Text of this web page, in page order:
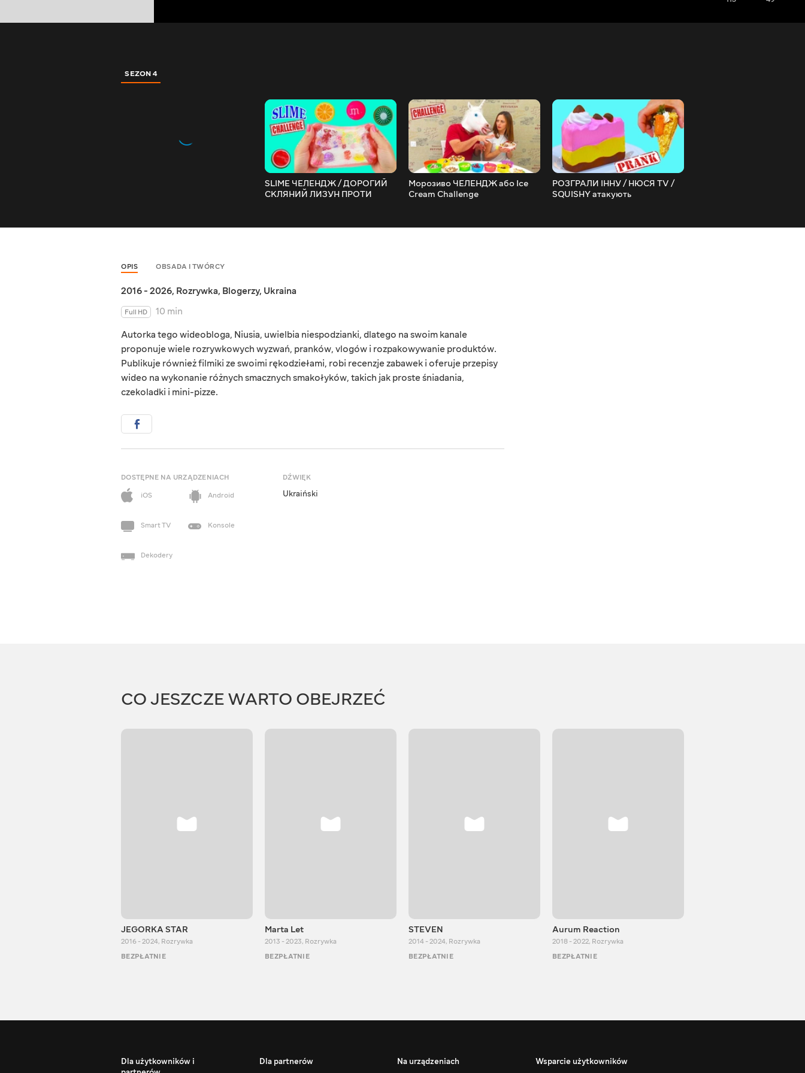
SEZON 4
SLIME ЧЕЛЕНДЖ / ДОРОГИЙ
СКЛЯНИЙ ЛИЗУН ПРОТИ
Морозиво ЧЕЛЕНДЖ або Ice
Cream Challenge
РОЗГРАЛИ ІННУ / НЮСЯ TV /
SQUISHY атакують
OPIS OBSADA I TWÓRCY
2016 - 2026, Rozrywka, Blogerzy, Ukraina
Full HD
10 min
Autorka tego wideobloga, Niusia, uwielbia niespodzianki, dlatego na swoim kanale
proponuje wiele rozrywkowych wyzwań, pranków, vlogów i rozpakowywanie produktów.
Publikuje również filmiki ze swoimi rękodziełami, robi recenzje zabawek i oferuje przepisy
wideo na wykonanie różnych smacznych smakołyków, takich jak proste śniadania,
czekoladki i mini-pizze.
DOSTĘPNE NA URZĄDZENIACH
iOS
Android
Smart TV Konsole
Dekodery
DŹWIĘK
Ukraiński
CO JESZCZE WARTO OBEJRZEĆ
JEGORKA STAR
2016 - 2024, Rozrywka
BEZPŁATNIE
Marta Let
2013 - 2023, Rozrywka
BEZPŁATNIE
STEVEN
2014 - 2024, Rozrywka
BEZPŁATNIE
Aurum Reaction
2018 - 2022, Rozrywka
BEZPŁATNIE
Dla użytkowników i
Dla partnerów Na urządzeniach Wsparcie użytkowników